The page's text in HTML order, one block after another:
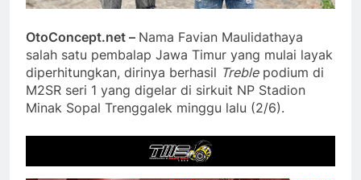
OtoConcept.net – Nama Favian Maulidathaya
salah satu pembalap Jawa Timur yang mulai layak
diperhitungkan, dirinya berhasil Treblepodium di
M2SR seri 1 yang digelar di sirkuit NP Stadion
Minak Sopal Trenggalek minggu lalu (2/6).